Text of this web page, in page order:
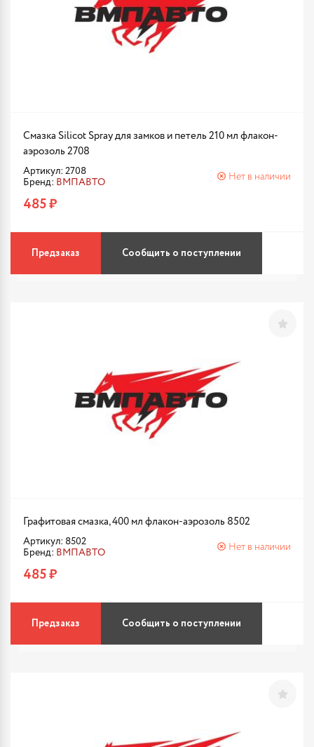
Смазка Silicot Spray для замков и петель 210 мл флакон-
аэрозоль 2708
Артикул: 2708
Бренд: ВМПАВТО
Нет в наличии
485 ₽
Предзаказ Сообщить о поступлении
Графитовая смазка, 400 мл флакон-аэрозоль 8502
Артикул: 8502
Бренд: ВМПАВТО
Нет в наличии
485 ₽
Предзаказ Сообщить о поступлении